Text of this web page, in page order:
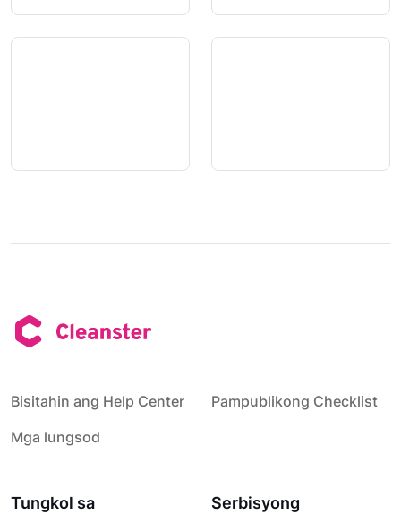
Bisitahin ang Help Center
Pampublikong Checklist
Mga lungsod
Tungkol sa
Serbisyong